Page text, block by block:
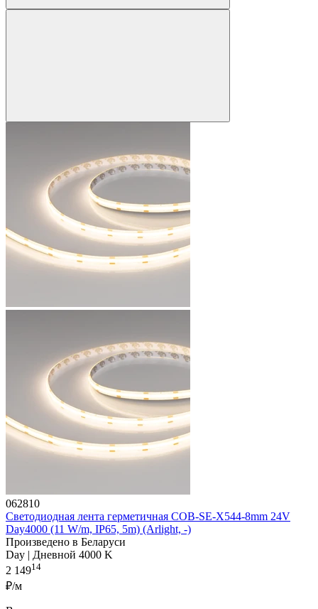
062810
Светодиодная лента герметичная COB-SE-X544-8mm 24V
Day4000 (11 W/m, IP65, 5m) (Arlight, -)
Произведено в Беларуси
Day | Дневной 4000 K
2 14914
₽/м